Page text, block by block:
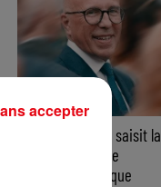
Nice : Éric Ciotti saisit la
justice après une
chanson polémique
accepter